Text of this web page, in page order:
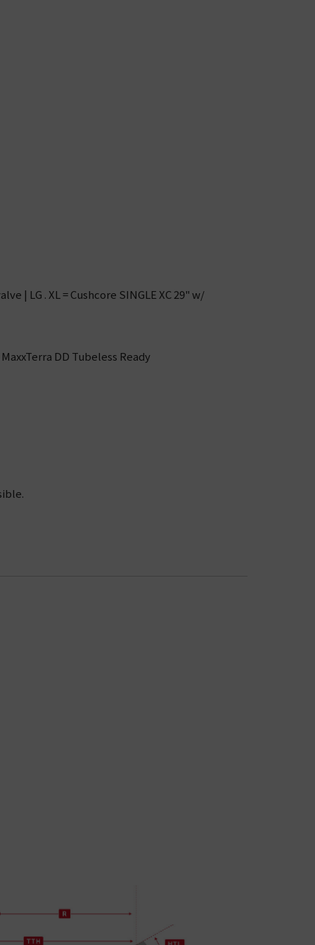
| LG . XL = Cushcore SINGLE XC 29" w/
MaxxTerra DD Tubeless Ready